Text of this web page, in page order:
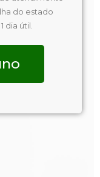
do estado
dia útil.